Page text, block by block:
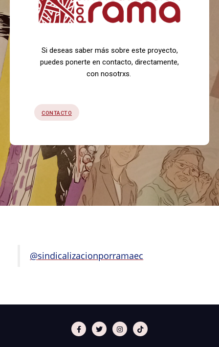
Si deseas saber más sobre este proyecto,
puedes ponerte en contacto, directamente,
con nosotrxs.
CONTACTO
@sindicalizacionporramaec